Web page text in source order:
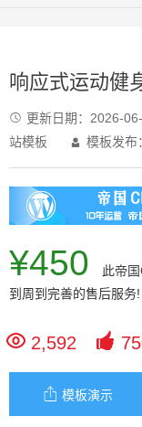
响应式运动健
 更新日期： 2026-
站模板
 模板发布
¥450 此帝
到周到完善的售后服务!
 2,592 
 模板演示